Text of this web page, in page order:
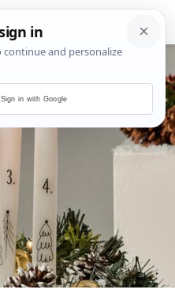
Sign in with Google